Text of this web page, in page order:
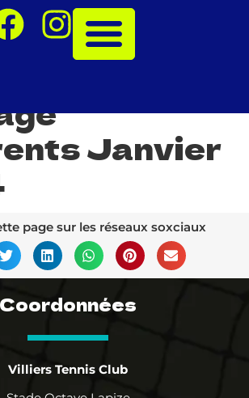
Janvier
page sur les réseaux soxciaux
Coordonnées
Villiers Tennis Club